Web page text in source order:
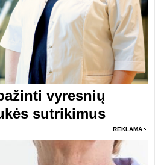
vyresnių
sutrikimus
REKLAMA